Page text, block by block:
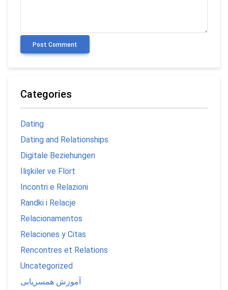
Post Comment
Categories
Dating
Dating and Relationships
Digitale Beziehungen
İlişkiler ve Flört
Incontri e Relazioni
Randki i Relacje
Relacionamentos
Relaciones y Citas
Rencontres et Relations
Uncategorized
آموزش همسریابی